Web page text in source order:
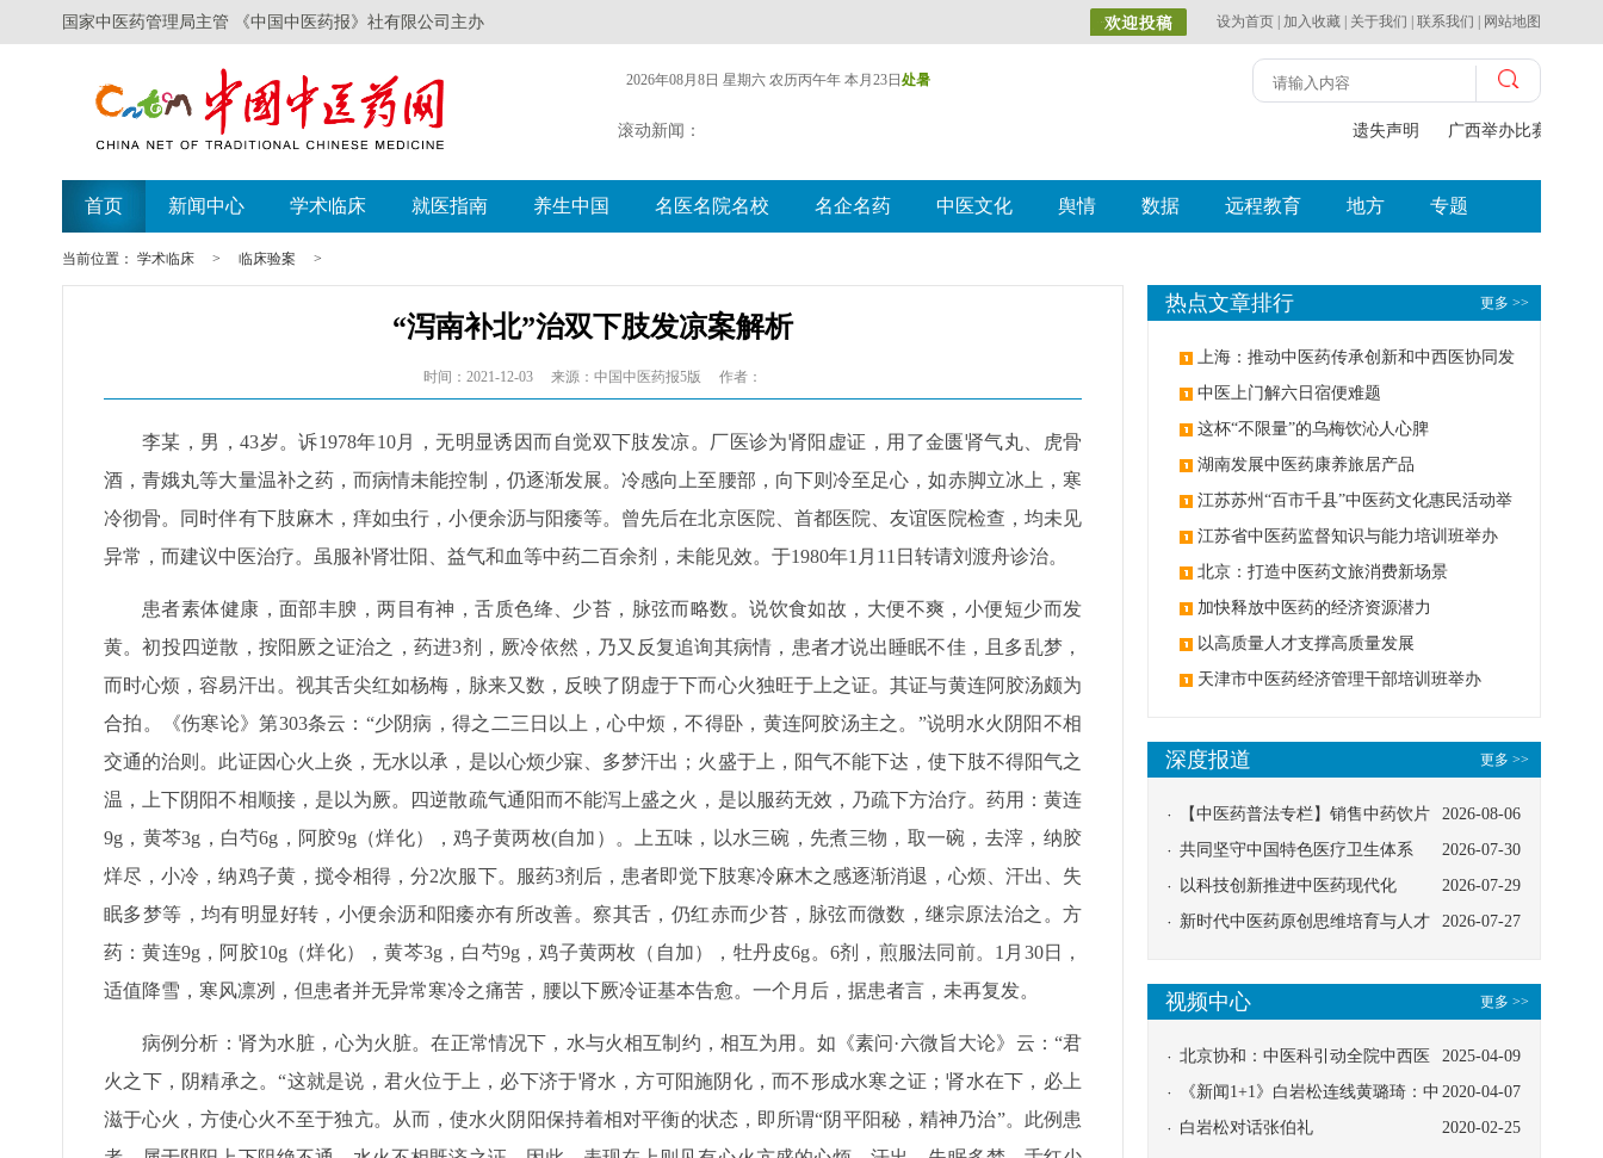
国家中医药管理局主管 《中国中医药报》社有限公司主办 设为首页 加入收藏 关于我们 联系我们 网站地图
2026年08月8日 星期六 农历丙午年 本月23日 处暑
滚动新闻： 遗失声明 广西举办比赛探索
首页 新闻中心 学术临床 就医指南 养生中国 名医名院名校 名企名药 中医文化 舆情 数据 远程教育 地方 专题
当前位置： 学术临床 > 临床验案 >
“泻南补北”治双下肢发凉案解析
时间：2021-12-03 来源：中国中医药报5版 作者：
李某，男，43岁。诉1978年10月，无明显诱因而自觉双下肢发凉。厂医诊为肾阳虚证，用了金匮肾气丸、虎骨
酒，青娥丸等大量温补之药，而病情未能控制，仍逐渐发展。冷感向上至腰部，向下则冷至足心，如赤脚立冰上，寒
冷彻骨。同时伴有下肢麻木，痒如虫行，小便余沥与阳痿等。曾先后在北京医院、首都医院、友谊医院检查，均未见
异常，而建议中医治疗。虽服补肾壮阳、益气和血等中药二百余剂，未能见效。于1980年1月11日转请刘渡舟诊治。
患者素体健康，面部丰腴，两目有神，舌质色绛、少苔，脉弦而略数。说饮食如故，大便不爽，小便短少而发
黄。初投四逆散，按阳厥之证治之，药进3剂，厥冷依然，乃又反复追询其病情，患者才说出睡眠不佳，且多乱梦，
而时心烦，容易汗出。视其舌尖红如杨梅，脉来又数，反映了阴虚于下而心火独旺于上之证。其证与黄连阿胶汤颇为
合拍。《伤寒论》第303条云：“少阴病，得之二三日以上，心中烦，不得卧，黄连阿胶汤主之。”说明水火阴阳不相
交通的治则。此证因心火上炎，无水以承，是以心烦少寐、多梦汗出；火盛于上，阳气不能下达，使下肢不得阳气之
温，上下阴阳不相顺接，是以为厥。四逆散疏气通阳而不能泻上盛之火，是以服药无效，乃疏下方治疗。药用：黄连
9g，黄芩3g，白芍6g，阿胶9g（烊化），鸡子黄两枚(自加）。上五味，以水三碗，先煮三物，取一碗，去滓，纳胶
烊尽，小冷，纳鸡子黄，搅令相得，分2次服下。服药3剂后，患者即觉下肢寒冷麻木之感逐渐消退，心烦、汗出、失
眠多梦等，均有明显好转，小便余沥和阳痿亦有所改善。察其舌，仍红赤而少苔，脉弦而微数，继宗原法治之。方
药：黄连9g，阿胶10g（烊化），黄芩3g，白芍9g，鸡子黄两枚（自加），牡丹皮6g。6剂，煎服法同前。1月30日，
适值降雪，寒风凛冽，但患者并无异常寒冷之痛苦，腰以下厥冷证基本告愈。一个月后，据患者言，未再复发。
病例分析：肾为水脏，心为火脏。在正常情况下，水与火相互制约，相互为用。如《素问·六微旨大论》云：“君
火之下，阴精承之。“这就是说，君火位于上，必下济于肾水，方可阳施阴化，而不形成水寒之证；肾水在下，必上
滋于心火，方使心火不至于独亢。从而，使水火阴阳保持着相对平衡的状态，即所谓“阴平阳秘，精神乃治”。此例患
更多 >>
热点文章排行
上海：推动中医药传承创新和中西医协同发
展 中医上门解六日宿便难题
这杯“不限量”的乌梅饮沁人心脾
湖南发展中医药康养旅居产品
江苏苏州“百市千县”中医药文化惠民活动举
办 江苏省中医药监督知识与能力培训班举办
北京：打造中医药文旅消费新场景
加快释放中医药的经济资源潜力
以高质量人才支撑高质量发展
天津市中医药经济管理干部培训班举办
更多 >>
深度报道
2026-08-06
【中医药普法专栏】销售中药饮片
应告知煎服方法及注意事项
2026-07-30
共同坚守中国特色医疗卫生体系
2026-07-29
以科技创新推进中医药现代化
2026-07-27
新时代中医药原创思维培育与人才
更多 >>
视频中心
2025-04-09
北京协和：中医科引动全院中西医
协同
2020-04-07
《新闻1+1》白岩松连线黄璐琦：中
医救治的临床效果
2020-02-25
白岩松对话张伯礼